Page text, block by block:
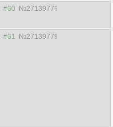
#60 №27139776
#61 №27139779